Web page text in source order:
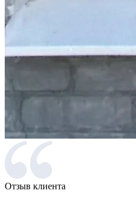
Отзыв клиента